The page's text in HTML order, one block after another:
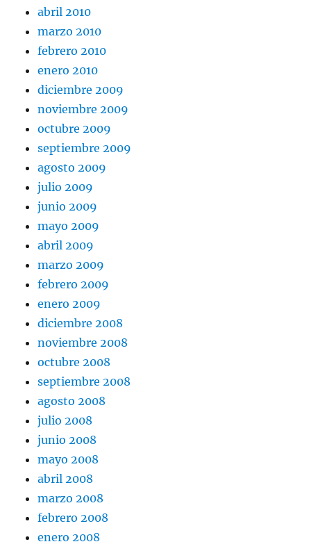
abril 2010
marzo 2010
febrero 2010
enero 2010
diciembre 2009
noviembre 2009
octubre 2009
septiembre 2009
agosto 2009
julio 2009
junio 2009
mayo 2009
abril 2009
marzo 2009
febrero 2009
enero 2009
diciembre 2008
noviembre 2008
octubre 2008
septiembre 2008
agosto 2008
julio 2008
junio 2008
mayo 2008
abril 2008
marzo 2008
febrero 2008
enero 2008